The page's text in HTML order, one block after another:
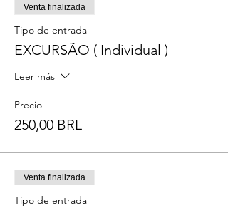
Venta finalizada
Tipo de entrada
EXCURSÃO ( Individual )
Leer más
Precio
250,00 BRL
Venta finalizada
Tipo de entrada